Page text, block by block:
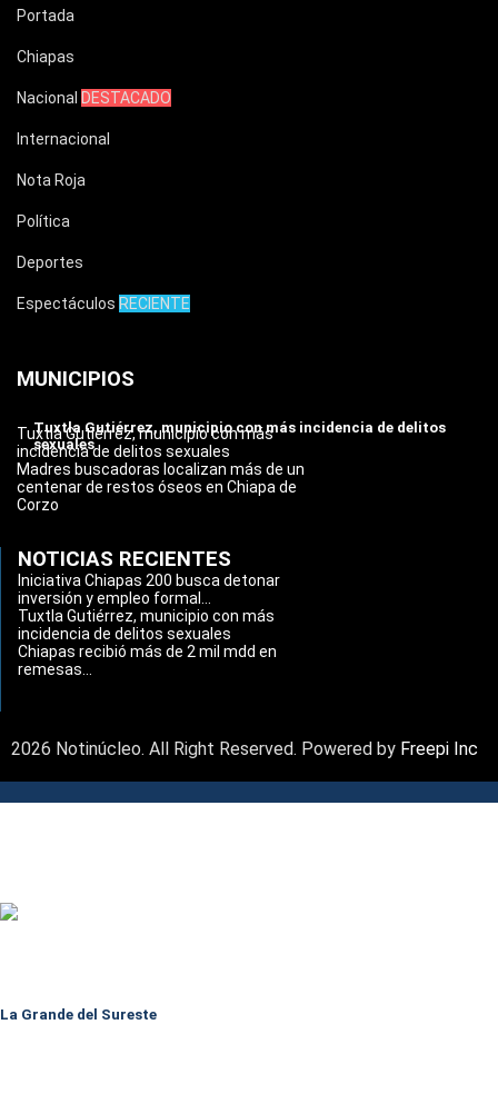
Portada
Chiapas
Nacional DESTACADO
Internacional
Nota Roja
Política
Deportes
Espectáculos RECIENTE
MUNICIPIOS
Tuxtla Gutiérrez, municipio con más incidencia de delitos
sexuales
Tuxtla Gutiérrez, municipio con más
incidencia de delitos sexuales
Madres buscadoras localizan más de un
centenar de restos óseos en Chiapa de
Corzo
NOTICIAS RECIENTES
Iniciativa Chiapas 200 busca detonar
inversión y empleo formal...
Tuxtla Gutiérrez, municipio con más
incidencia de delitos sexuales
Chiapas recibió más de 2 mil mdd en
remesas...
2026 Notinúcleo. All Right Reserved. Powered by Freepi Inc
La Grande del Sureste